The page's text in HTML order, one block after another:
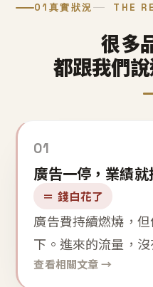
01 真實狀況 THE
很多
都跟我們
01
廣告一停，業績就
＝ 錢白花了
廣告費持續燃燒，
下。進來的流量，
查看相關文章 →